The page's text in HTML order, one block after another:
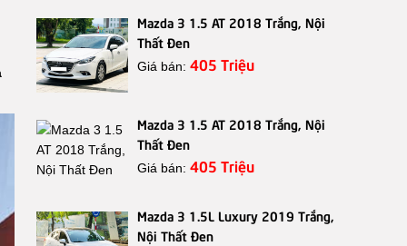
Mazda 3 1.5 AT 2018 Trắng, Nội
Thất Đen
Giá bán: 405 Triệu
Mazda 3 1.5 AT 2018 Trắng, Nội
Thất Đen
Giá bán: 405 Triệu
Mazda 3 1.5L Luxury 2019 Trắng,
Nội Thất Đen